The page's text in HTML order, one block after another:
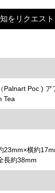
をリクエスト
Palnart Poc ) ア
Tea
横約
長約38mm